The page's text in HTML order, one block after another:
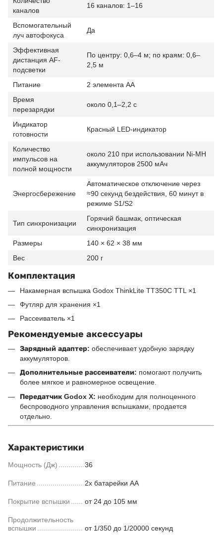
каналов
16 каналов: 1–16
Вспомогательный
луч автофокуса
Да
Эффективная
дистанция AF-
подсветки
По центру: 0,6–4 м; по краям: 0,6–
2,5 м
Питание
2 элемента AA
Время
перезарядки
около 0,1–2,2 с
Индикатор
готовности
Красный LED-индикатор
Количество
импульсов на
полной мощности
около 210 при использовании Ni-MH
аккумуляторов 2500 мАч
Энергосбережение
Автоматическое отключение через
≈90 секунд бездействия, 60 минут в
режиме S1/S2
Тип синхронизации
Горячий башмак, оптическая
синхронизация
Размеры
140 × 62 × 38 мм
Вес
200 г
Комплектация
Накамерная вспышка Godox ThinkLite TT350C TTL ×1
Футляр для хранения ×1
Рассеиватель ×1
Рекомендуемые аксессуары
Зарядный адаптер: обеспечивает удобную зарядку
аккумуляторов.
Дополнительные рассеиватели: помогают получить
более мягкое и равномерное освещение.
Передатчик Godox X: необходим для полноценного
беспроводного управления вспышками, продается
отдельно.
Характеристики
Мощность (Дж) 36
Питание 2x батарейки AA
Покрытие вспышки от 24 до 105 мм
Продолжительность
вспышки
от 1/350 до 1/20000 секунд